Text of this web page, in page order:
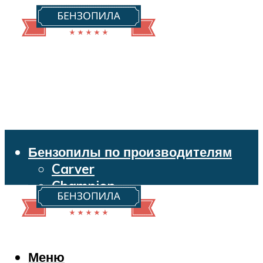
Бензопилы по производителям
Carver
Champion
Echo
Husqvarna
Makita
Меню